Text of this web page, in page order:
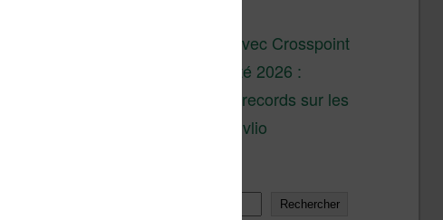
XTEINK X4 : test avec Crosspoint
Soldes d’été 2026 :
réductions records sur les
liseuses Kobo et Vivlio
Rechercher